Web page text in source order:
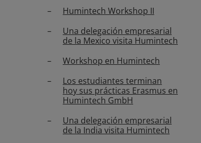
Humintech Workshop II
Una delegación empresarial
de la Mexico visita Humintech
Workshop en Humintech
Los estudiantes terminan
hoy sus prácticas Erasmus en
Humintech GmbH
Una delegación empresarial
de la India visita Humintech